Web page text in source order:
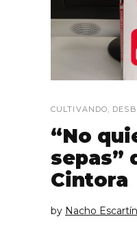
CULTIVANDO
“No
sepas”
Cintora
by Nacho